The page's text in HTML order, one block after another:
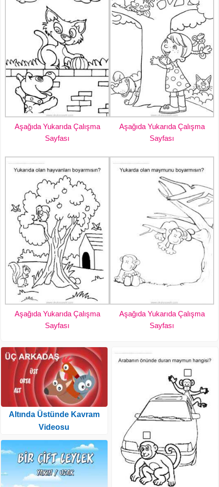
Aşağıda Yukarıda Çalışma
Sayfası
Aşağıda Yukarıda Çalışma
Sayfası
Aşağıda Yukarıda Çalışma
Sayfası
Aşağıda Yukarıda Çalışma
Sayfası
Altında Üstünde Kavram
Videosu